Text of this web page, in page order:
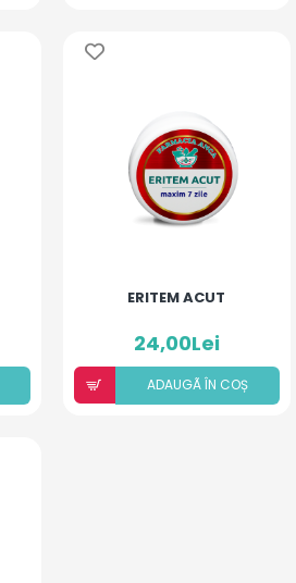
ERITEM ACUT
24,00Lei
ADAUGÃ ÎN COȘ